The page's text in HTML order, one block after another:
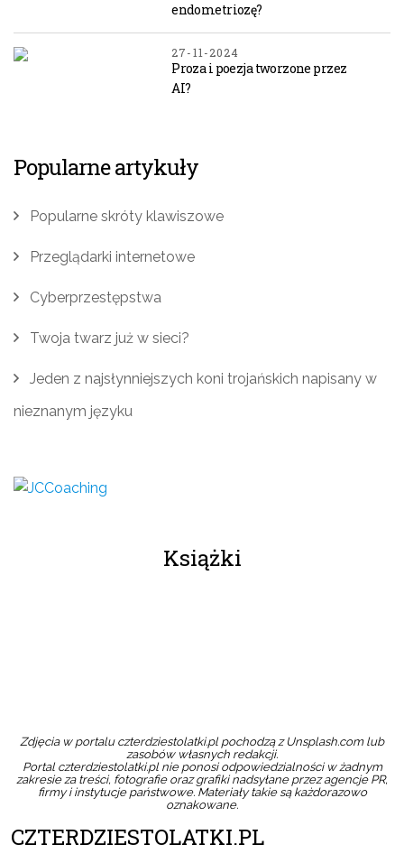
endometriozę?
27-11-2024
Proza i poezja tworzone przez
AI?
Popularne artykuły
Popularne skróty klawiszowe
Przeglądarki internetowe
Cyberprzestępstwa
Twoja twarz już w sieci?
Jeden z najsłynniejszych koni trojańskich napisany w
nieznanym języku
Książki
Zdjęcia w portalu czterdziestolatki.pl pochodzą z Unsplash.com lub
zasobów własnych redakcji.
Portal czterdziestolatki.pl nie ponosi odpowiedzialności w żadnym
zakresie za treści, fotografie oraz grafiki nadsyłane przez agencje PR,
firmy i instytucje państwowe. Materiały takie są każdorazowo
oznakowane.
CZTERDZIESTOLATKI.PL